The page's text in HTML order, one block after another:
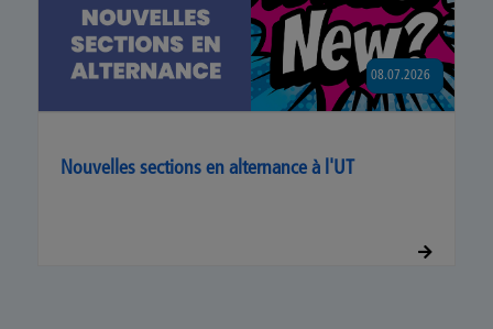
Nouvelles sections en alternance à l'UT
08.07.2026